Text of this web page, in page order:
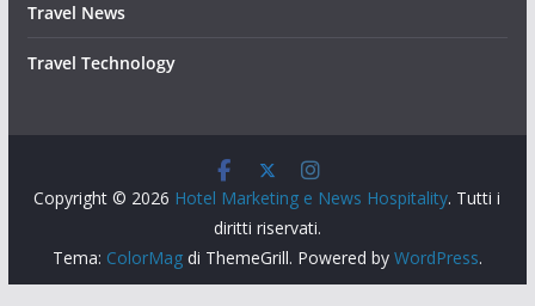
Travel News
Travel Technology
Copyright © 2026 Hotel Marketing e News Hospitality. Tutti i
diritti riservati.
Tema: ColorMagdi ThemeGrill. Powered by WordPress.